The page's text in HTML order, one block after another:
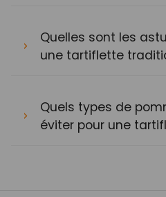
Quelles sont les
une tartiflette
Quels types de
éviter pour une